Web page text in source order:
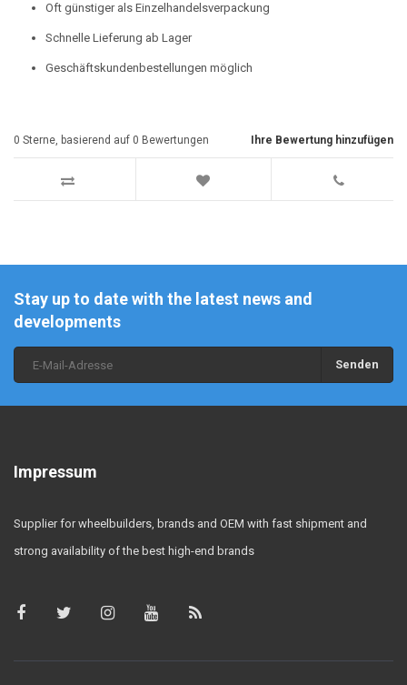
Oft günstiger als Einzelhandelsverpackung
Schnelle Lieferung ab Lager
Geschäftskundenbestellungen möglich
Ihre Bewertung hinzufügen
0 Sterne, basierend auf 0 Bewertungen
Stay up to date with the latest news and
developments
Senden
Impressum
Supplier for wheelbuilders, brands and OEM with fast shipment and
strong availability of the best high-end brands